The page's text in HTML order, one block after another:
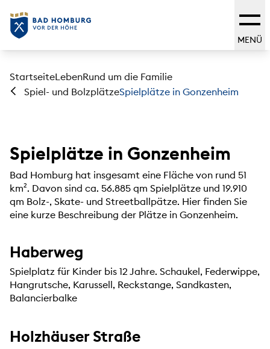
MENÜ
StartseiteLebenRund um die Familie
Spiel- und BolzplätzeSpielplätze in Gonzenheim
Spielplätze in Gonzenheim
Bad Homburg hat insgesamt eine Fläche von rund 51
km². Davon sind ca. 56.885 qm Spielplätze und 19.910
qm Bolz-, Skate- und Streetballpätze. Hier finden Sie
eine kurze Beschreibung der Plätze in Gonzenheim.
Haberweg
Spielplatz für Kinder bis 12 Jahre. Schaukel, Federwippe,
Hangrutsche, Karussell, Reckstange, Sandkasten,
Balancierbalke
Holzhäuser Straße